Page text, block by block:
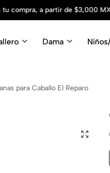
Somos
Dama
para Caballo El Reparo